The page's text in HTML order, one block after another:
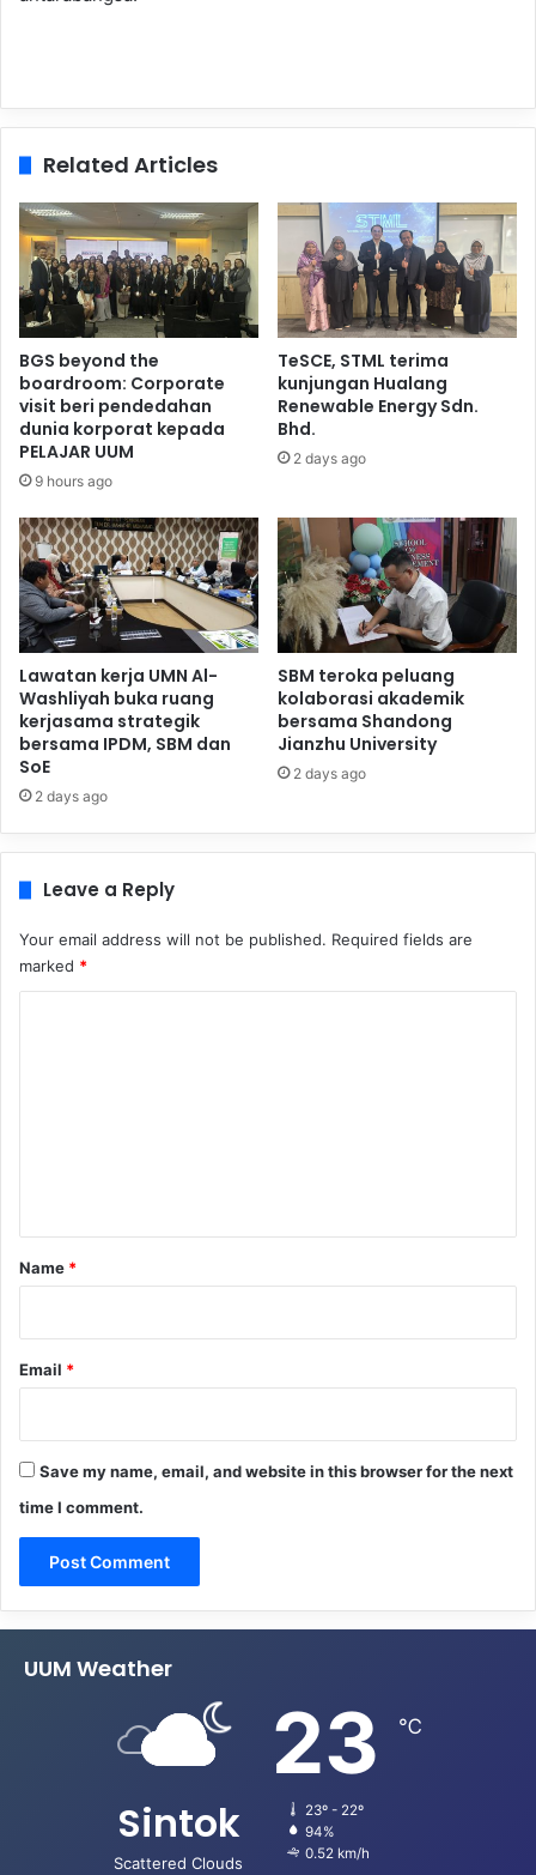
Related Articles
BGS beyond the
boardroom: Corporate
visit beri pendedahan
dunia korporat kepada
PELAJAR UUM
9 hours ago
TeSCE, STML terima
kunjungan Hualang
Renewable Energy Sdn.
Bhd.
2 days ago
Lawatan kerja UMN Al-
Washliyah buka ruang
kerjasama strategik
bersama IPDM, SBM dan
SoE
2 days ago
SBM teroka peluang
kolaborasi akademik
bersama Shandong
Jianzhu University
2 days ago
Leave a Reply
Your email address will not be published. Required fields are
marked *
*
Name *
Email *
Save my name, email, and website in this browser for the next
time I comment.
UUM Weather
Sintok
Scattered Clouds
23 ℃
23º - 22º
94%
0.52 km/h